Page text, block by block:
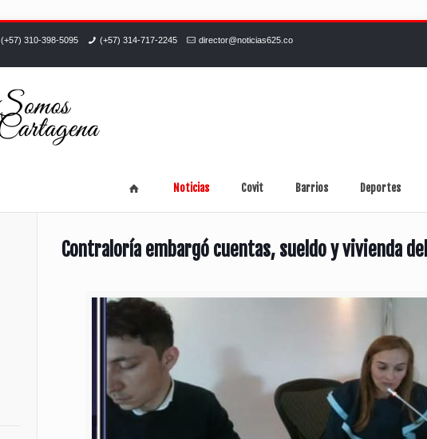
(+57) 310-398-5095 (+57) 314-717-2245 director@noticias625.co
Noticias Covit Barrios Deportes
Contraloría embargó cuentas, sueldo y vivienda